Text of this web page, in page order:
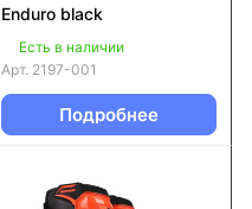
Enduro black
Есть в наличии
Арт. 2197-001
Подробнее